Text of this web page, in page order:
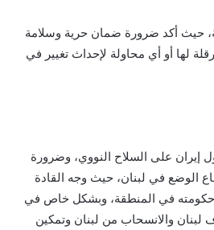
حيث أكد ضرورة ضمان حرية وسلامة
لها أو أي محاولة لإحداث تغيير في
على السلاح النووي، وضرورة
الوضع في لبنان، حيث وجه القادة
وحكومته في المنطقة، وبشكل خاص في
والانسحاب من لبنان وتمكين